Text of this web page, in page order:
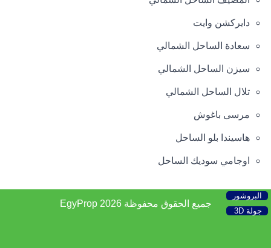
دايركشن وايت
سعادة الساحل الشمالي
سيزن الساحل الشمالي
تلال الساحل الشمالي
مرسى باغوش
هاسيندا بلو الساحل
اوجامي سوديك الساحل
جميع الحقوق محفوظة 2026 EgyProp
البروشور
جولة 3D